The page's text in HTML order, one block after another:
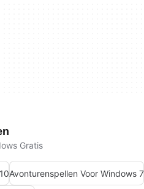
Gratis
Avonturenspellen Voor Windows 7